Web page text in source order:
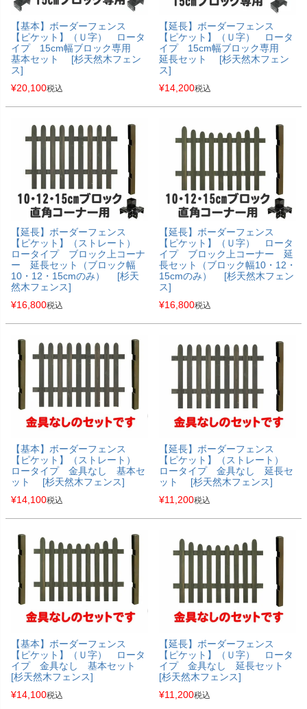
【基本】ボーダーフェンス
【ピケット】（Ｕ字） ロータ
イプ 15cm幅ブロック専用
基本セット [杉天然木フェン
ス]
¥20,100税込
【延長】ボーダーフェンス
【ピケット】（Ｕ字） ロータ
イプ 15cm幅ブロック専用
延長セット [杉天然木フェン
ス]
¥14,200税込
【延長】ボーダーフェンス
【ピケット】（ストレート）
ロータイプ ブロック上コーナ
ー 延長セット（ブロック幅
10・12・15cmのみ） [杉天
然木フェンス]
¥16,800税込
【延長】ボーダーフェンス
【ピケット】（Ｕ字） ロータ
イプ ブロック上コーナー 延
長セット（ブロック幅10・12・
15cmのみ） [杉天然木フェン
ス]
¥16,800税込
【基本】ボーダーフェンス
【ピケット】（ストレート）
ロータイプ 金具なし 基本セ
ット [杉天然木フェンス]
¥14,100税込
【延長】ボーダーフェンス
【ピケット】（ストレート）
ロータイプ 金具なし 延長セ
ット [杉天然木フェンス]
¥11,200税込
【基本】ボーダーフェンス
【ピケット】（Ｕ字） ロータ
イプ 金具なし 基本セット
[杉天然木フェンス]
¥14,100税込
【延長】ボーダーフェンス
【ピケット】（Ｕ字） ロータ
イプ 金具なし 延長セット
[杉天然木フェンス]
¥11,200税込